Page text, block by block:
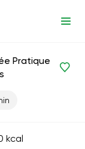
Harmonie
Pratique
kcal